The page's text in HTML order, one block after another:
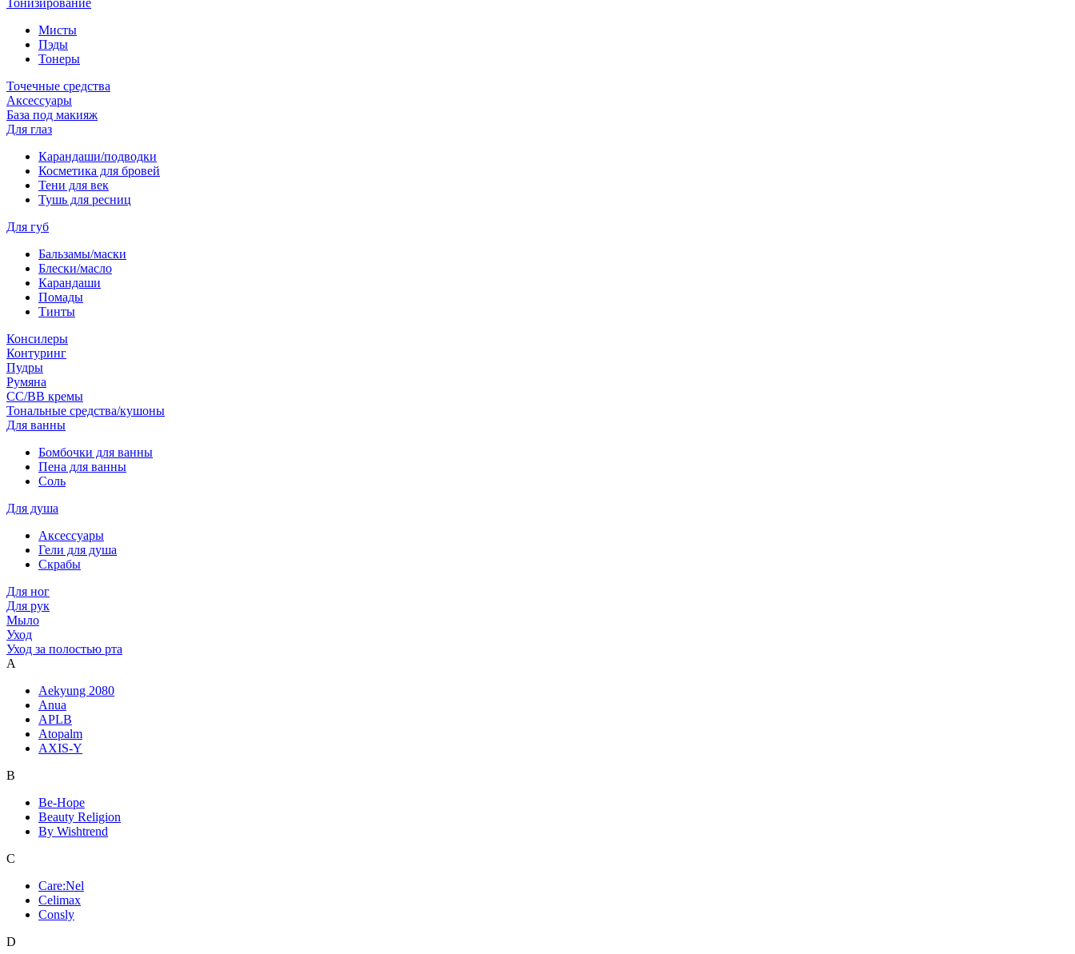
Мисты
Пэды
Тонеры
Точечные средства
Аксессуары
База под макияж
Для глаз
Карандаши/подводки
Косметика для бровей
Тени для век
Тушь для ресниц
Для губ
Бальзамы/маски
Блески/масло
Карандаши
Помады
Тинты
Консилеры
Контуринг
Пудры
Румяна
СС/ВВ кремы
Тональные средства/кушоны
Для ванны
Бомбочки для ванны
Пена для ванны
Соль
Для душа
Аксессуары
Гели для душа
Скрабы
Для ног
Для рук
Мыло
Уход
Уход за полостью рта
A
Aekyung 2080
Anua
APLB
Atopalm
AXIS-Y
B
Be-Hope
Beauty Religion
By Wishtrend
C
Care:Nel
Celimax
Consly
D